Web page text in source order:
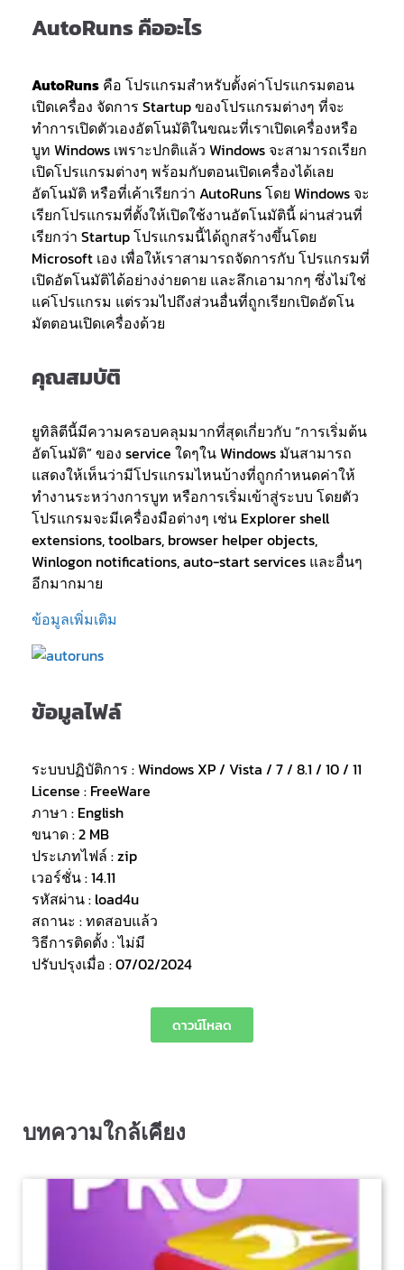
AutoRuns คืออะไร
AutoRuns คือ โปรแกรมสำหรับตั้งค่าโปรแกรมตอน
เปิดเครื่อง จัดการ Startup ของโปรแกรมต่างๆ ที่จะ
ทำการเปิดตัวเองอัตโนมัติในขณะที่เราเปิดเครื่องหรือ
บูท Windows เพราะปกติแล้ว Windows จะสามารถเรียก
เปิดโปรแกรมต่างๆ พร้อมกับตอนเปิดเครื่องได้เลย
อัตโนมัติ หรือที่เค้าเรียกว่า AutoRuns โดย Windows จะ
เรียกโปรแกรมที่ตั้งให้เปิดใช้งานอัตโนมัตินี้ ผ่านส่วนที่
เรียกว่า Startup โปรแกรมนี้ได้ถูกสร้างขึ้นโดย
Microsoft เอง เพื่อให้เราสามารถจัดการกับ โปรแกรมที่
เปิดอัตโนมัติได้อย่างง่ายดาย และลึกเอามากๆ ซึ่งไม่ใช่
แค่โปรแกรม แต่รวมไปถึงส่วนอื่นที่ถูกเรียกเปิดอัตโน
มัตตอนเปิดเครื่องด้วย
คุณสมบัติ
ยูทิลิตีนี้มีความครอบคลุมมากที่สุดเกี่ยวกับ “การเริ่มต้น
อัตโนมัติ” ของ service ใดๆใน Windows มันสามารถ
แสดงให้เห็นว่ามีโปรแกรมไหนบ้างที่ถูกกำหนดค่าให้
ทำงานระหว่างการบูท หรือการเริ่มเข้าสู่ระบบ โดยตัว
โปรแกรมจะมีเครื่องมือต่างๆ เช่น Explorer shell
extensions, toolbars, browser helper objects,
Winlogon notifications, auto-start services และอื่นๆ
อีกมากมาย
ข้อมูลเพิ่มเติม
ข้อมูลไฟล์
ระบบปฏิบัติการ : Windows XP / Vista / 7 / 8.1 / 10 / 11
License : FreeWare
ภาษา : English
ขนาด : 2 MB
ประเภทไฟล์ : zip
เวอร์ชั่น : 14.11
รหัสผ่าน : load4u
สถานะ : ทดสอบแล้ว
วิธีการติดตั้ง : ไม่มี
ปรับปรุงเมื่อ : 07/02/2024
ดาวน์โหลด
บทความใกล้เคียง